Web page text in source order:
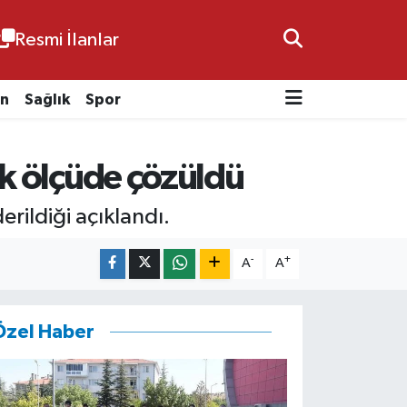
Resmi İlanlar
Sağlık Spor
ölçüde çözüldü
açıklandı.
A- A+
Haber